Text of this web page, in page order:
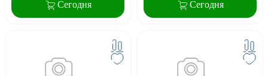
Сегодня Сегодня